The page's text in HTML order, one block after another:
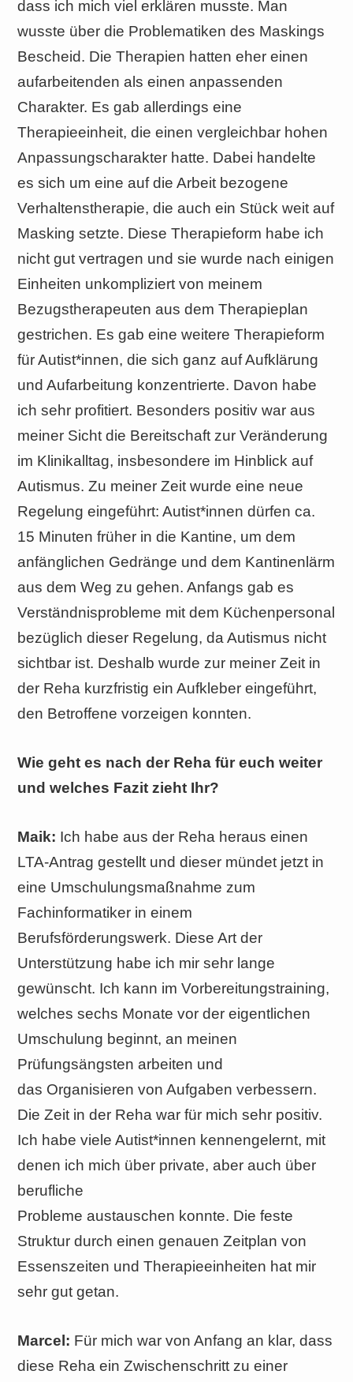
dass ich mich viel erklären musste. Man
wusste über die Problematiken des Maskings
Bescheid. Die Therapien hatten eher einen
aufarbeitenden als einen anpassenden
Charakter. Es gab allerdings eine
Therapieeinheit, die einen vergleichbar hohen
Anpassungscharakter hatte. Dabei handelte
es sich um eine auf die Arbeit bezogene
Verhaltenstherapie, die auch ein Stück weit auf
Masking setzte. Diese Therapieform habe ich
nicht gut vertragen und sie wurde nach einigen
Einheiten unkompliziert von meinem
Bezugstherapeuten aus dem Therapieplan
gestrichen. Es gab eine weitere Therapieform
für Autist*innen, die sich ganz auf Aufklärung
und Aufarbeitung konzentrierte. Davon habe
ich sehr profitiert. Besonders positiv war aus
meiner Sicht die Bereitschaft zur Veränderung
im Klinikalltag, insbesondere im Hinblick auf
Autismus. Zu meiner Zeit wurde eine neue
Regelung eingeführt: Autist*innen dürfen ca.
15 Minuten früher in die Kantine, um dem
anfänglichen Gedränge und dem Kantinenlärm
aus dem Weg zu gehen. Anfangs gab es
Verständnisprobleme mit dem Küchenpersonal
bezüglich dieser Regelung, da Autismus nicht
sichtbar ist. Deshalb wurde zur meiner Zeit in
der Reha kurzfristig ein Aufkleber eingeführt,
den Betroffene vorzeigen konnten.
Wie geht es nach der Reha für euch weiter
und welches Fazit zieht Ihr?
Maik: Ich habe aus der Reha heraus einen
LTA-Antrag gestellt und dieser mündet jetzt in
eine Umschulungsmaßnahme zum
Fachinformatiker in einem
Berufsförderungswerk. Diese Art der
Unterstützung habe ich mir sehr lange
gewünscht. Ich kann im Vorbereitungstraining,
welches sechs Monate vor der eigentlichen
Umschulung beginnt, an meinen
Prüfungsängsten arbeiten und
das Organisieren von Aufgaben verbessern.
Die Zeit in der Reha war für mich sehr positiv.
Ich habe viele Autist*innen kennengelernt, mit
denen ich mich über private, aber auch über
berufliche
Probleme austauschen konnte. Die feste
Struktur durch einen genauen Zeitplan von
Essenszeiten und Therapieeinheiten hat mir
sehr gut getan.
Marcel: Für mich war von Anfang an klar, dass
diese Reha ein Zwischenschritt zu einer